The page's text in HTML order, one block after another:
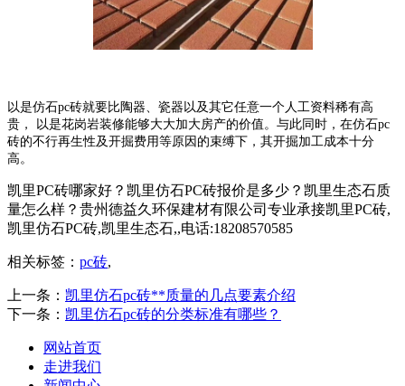
以是仿石pc砖就要比陶器、瓷器以及其它任意一个人工资料稀有高
贵， 以是花岗岩装修能够大大加大房产的价值。与此同时，在仿石pc
砖的不行再生性及开掘费用等原因的束缚下，其开掘加工成本十分
高。
凯里PC砖哪家好？凯里仿石PC砖报价是多少？凯里生态石质
量怎么样？贵州德益久环保建材有限公司专业承接凯里PC砖,
凯里仿石PC砖,凯里生态石,,电话:18208570585
相关标签： pc砖,
上一条： 凯里仿石pc砖**质量的几点要素介绍
下一条： 凯里仿石pc砖的分类标准有哪些？
网站首页
走进我们